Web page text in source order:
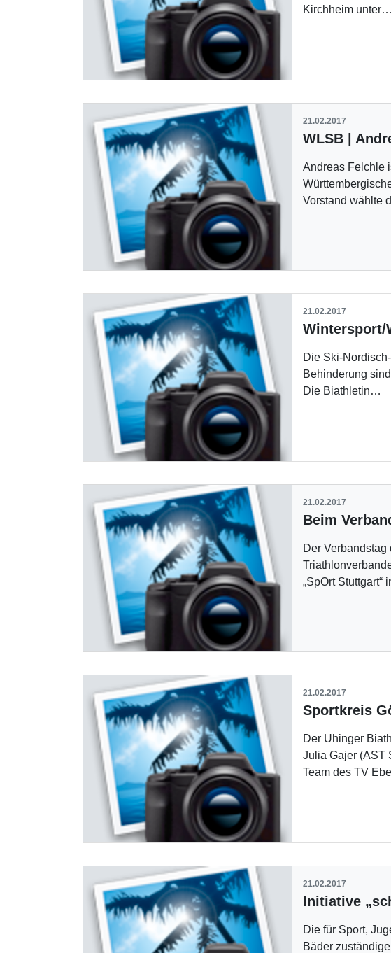
Kirchheim unter…
21.02.2017
Andreas Felchle
Vorstand wählte
21.02.2017
Die Ski-
Behinderung
Die Biathletin…
21.02.2017
Der
„SpOrt Stuttgart“
21.02.2017
Der Uhinger
Julia Gajer (AST
Team des TV
21.02.2017
Die für Sport,
Bäder